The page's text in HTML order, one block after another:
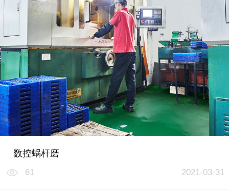
数控蜗杆磨
61 2021-03-31